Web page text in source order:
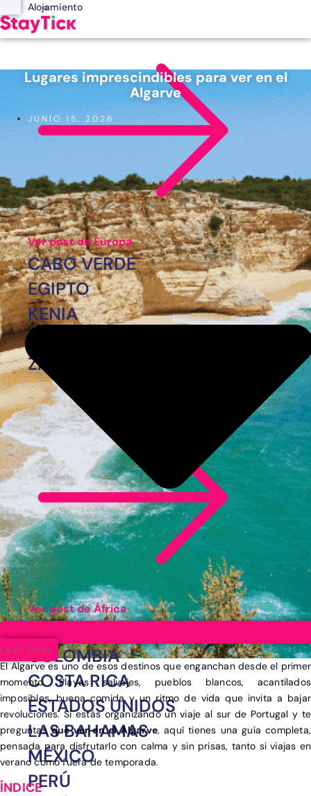
Ver post de Europa
CABO VERDE
EGIPTO
KENIA
MARRUECOS
ZANZÍBAR
Ver post de África
ARGENTINA
COLOMBIA
COSTA RICA
ESTADOS UNIDOS
LAS BAHAMAS
MÉXICO
PERÚ
Alojamiento
Lugares imprescindibles para ver en el
Algarve
JUNIO 15, 2026
Leer Post
El Algarve es uno de esos destinos que enganchan desde el primer
momento. Playas salvajes, pueblos blancos, acantilados
imposibles, buena comida y un ritmo de vida que invita a bajar
revoluciones. Si estás organizando un viaje al sur de Portugal y te
preguntasqué ver en el Algarve, aquí tienes una guía completa,
pensada para disfrutarlo con calma y sin prisas, tanto si viajas en
verano como fuera de temporada.